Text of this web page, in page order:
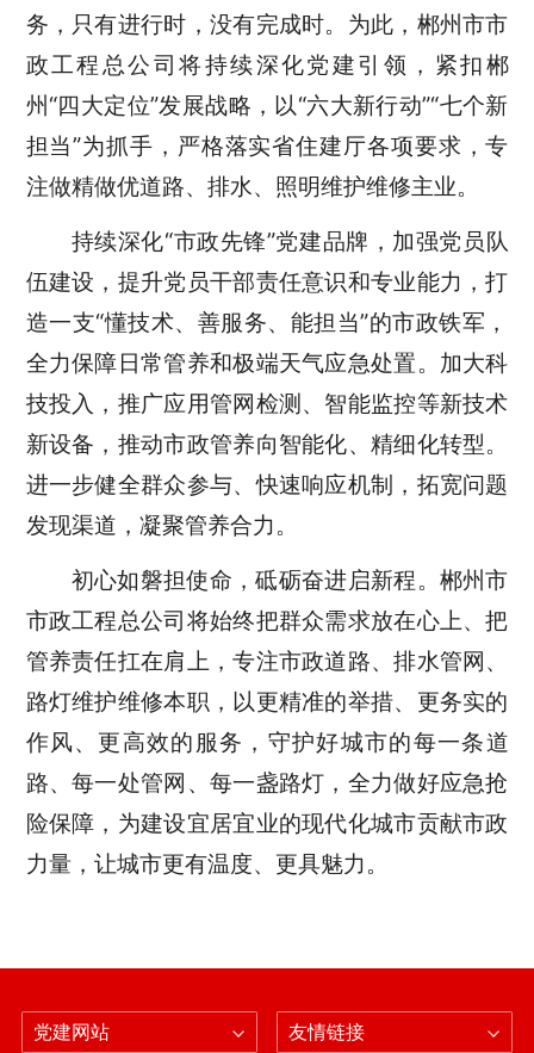
务，只有进行时，没有完成时。为此，郴州市市
政工程总公司将持续深化党建引领，紧扣郴
州“四大定位”发展战略，以“六大新行动”“七个新
担当”为抓手，严格落实省住建厅各项要求，专
注做精做优道路、排水、照明维护维修主业。
持续深化“市政先锋”党建品牌，加强党员队
伍建设，提升党员干部责任意识和专业能力，打
造一支“懂技术、善服务、能担当”的市政铁军，
全力保障日常管养和极端天气应急处置。加大科
技投入，推广应用管网检测、智能监控等新技术
新设备，推动市政管养向智能化、精细化转型。
进一步健全群众参与、快速响应机制，拓宽问题
发现渠道，凝聚管养合力。
初心如磐担使命，砥砺奋进启新程。郴州市
市政工程总公司将始终把群众需求放在心上、把
管养责任扛在肩上，专注市政道路、排水管网、
路灯维护维修本职，以更精准的举措、更务实的
作风、更高效的服务，守护好城市的每一条道
路、每一处管网、每一盏路灯，全力做好应急抢
险保障，为建设宜居宜业的现代化城市贡献市政
力量，让城市更有温度、更具魅力。
党建网站 友情链接